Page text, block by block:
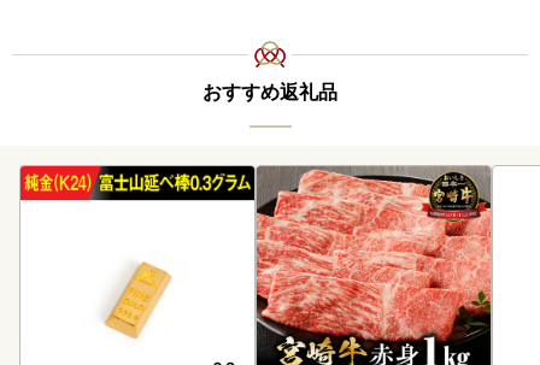
おすすめ返礼品